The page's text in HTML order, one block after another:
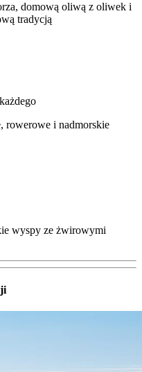
domową oliwą z oliwek i
tradycją
rowerowe i nadmorskie
wyspy ze żwirowymi